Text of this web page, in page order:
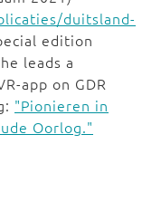
duitsland-
edition
leads a
app on GDR
"Pionieren in
Oorlog."